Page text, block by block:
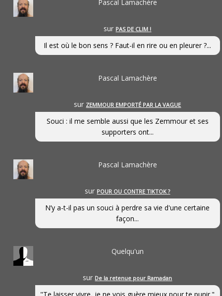
Pascal Lamachère
sur PAS DE CLIM !
Il est où le bon sens ? Faut-il en rire ou en pleurer ?...
Pascal Lamachère
sur ZEMMOUR EMPORTÉ PAR LA VAGUE
Souci : il me semble aussi que les Zemmour et ses
supporters ont...
Pascal Lamachère
sur POUR OU CONTRE TIKTOK ?
N’y a-t-il pas un souci à perdre sa vie d'une certaine
façon...
Quelqu'un
sur De la retenue pour Ramadan